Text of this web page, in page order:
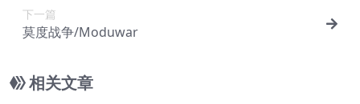
下一篇
莫度战争/Moduwar
相关文章